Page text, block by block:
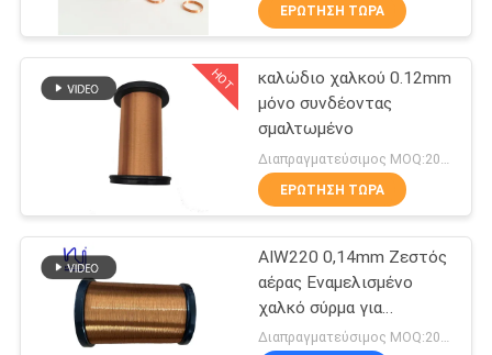
ΠΟΙΟΤΙΚΌΣ
ΈΛΕΓΧΟΣ
ΣΕ
ΕΠΑΦΉ
Καλώδιο μαγνητών
201
ΕΡΏΤΗΣΗ ΤΏΡΑ
HOT
καλώδιο χαλκού 0.12mm
μόνο συνδέοντας
σμαλτωμένο
ΕΡΏΤΗΣΗ ΤΏΡΑ
AIW220 0,14mm Ζεστός
αέρας Εναμελισμένο
χαλκό σύρμα για
ηλεκτρική
Διαπραγματεύσιμος MOQ:20 κιλά